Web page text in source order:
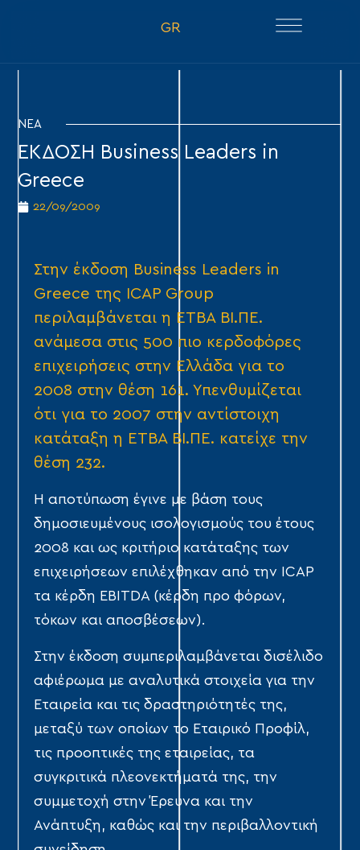
GR
ΝΕΑ
ΕΚΔΟΣΗ Business Leaders in
Greece
22/09/2009
Στην έκδοση Business Leaders in
Greece της ICAP Group
περιλαμβάνεται η ΕΤΒΑ ΒΙ.ΠΕ.
ανάμεσα στις 500 πιο κερδοφόρες
επιχειρήσεις στην Ελλάδα για το
2008 στην θέση 161. Υπενθυμίζεται
ότι για το 2007 στην αντίστοιχη
κατάταξη η ΕΤΒΑ ΒΙ.ΠΕ. κατείχε την
θέση 232.
Η αποτύπωση έγινε με βάση τους
δημοσιευμένους ισολογισμούς του έτους
2008 και ως κριτήριο κατάταξης των
επιχειρήσεων επιλέχθηκαν από την ICAP
τα κέρδη EBITDA (κέρδη προ φόρων,
τόκων και αποσβέσεων).
Στην έκδοση συμπεριλαμβάνεται δισέλιδο
αφιέρωμα με αναλυτικά στοιχεία για την
Εταιρεία και τις δραστηριότητές της,
μεταξύ των οποίων το Εταιρικό Προφίλ,
τις προοπτικές της εταιρείας, τα
συγκριτικά πλεονεκτήματά της, την
συμμετοχή στην Έρευνα και την
Ανάπτυξη, καθώς και την περιβαλλοντική